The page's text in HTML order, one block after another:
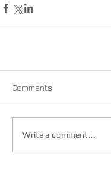
Comments
Write a comment...